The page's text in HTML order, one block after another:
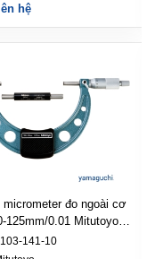
Giá: Liên hệ
Thước micrometer đo
khí 75-100mm/0.01
(103-140-10)
Model: